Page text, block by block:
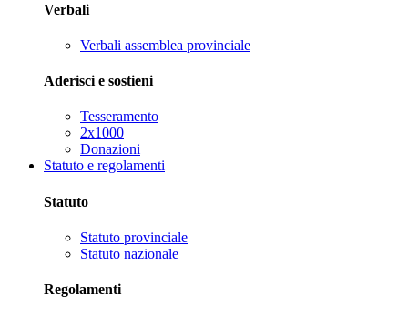
Verbali
Verbali assemblea provinciale
Aderisci e sostieni
Tesseramento
2x1000
Donazioni
Statuto e regolamenti
Statuto
Statuto provinciale
Statuto nazionale
Regolamenti